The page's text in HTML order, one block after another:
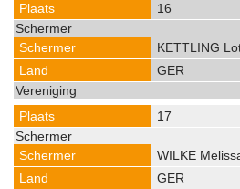
16
KETTLING
GER
17
WILKE
GER